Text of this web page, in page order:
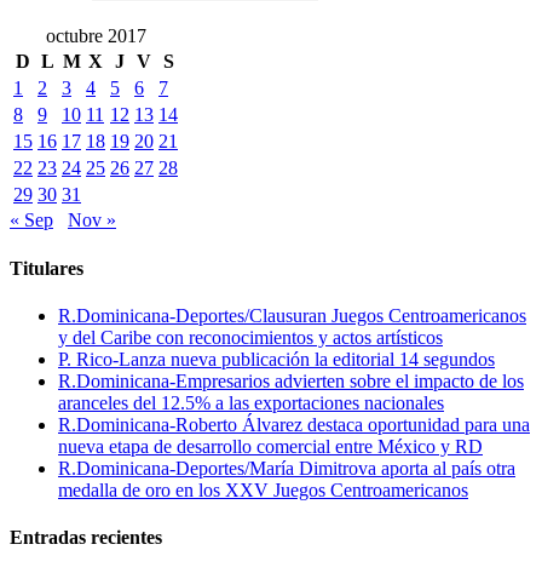
octubre 2017
D L M X J V S
1
2 3 4 5 6
7
8
9 10 11 12 13 14
15 16 17 18 19 20 21
22 23 24 25 26 27 28
29 30 31
« Sep
Nov »
Titulares
R.Dominicana-Deportes/Clausuran Juegos Centroamericanos
y del Caribe con reconocimientos y actos artísticos
P. Rico-Lanza nueva publicación la editorial 14 segundos
R.Dominicana-Empresarios advierten sobre el impacto de los
aranceles del 12.5% a las exportaciones nacionales
R.Dominicana-Roberto Álvarez destaca oportunidad para una
nueva etapa de desarrollo comercial entre México y RD
R.Dominicana-Deportes/María Dimitrova aporta al país otra
medalla de oro en los XXV Juegos Centroamericanos
Entradas recientes